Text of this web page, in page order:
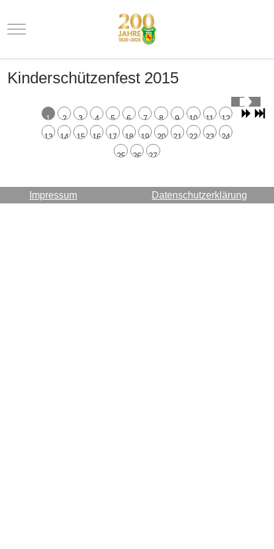
Mobile Menu Toggle
Kinderschützenfest 2015
1 2 3 4 5 6 7 8 9 10 11 12
13 14 15 16 17 18 19 20 21 22 23 24
25 26 27
Impressum Datenschutzerklärung